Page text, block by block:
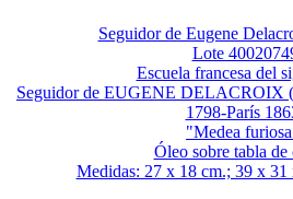
Seguidor de Eugene
Lote
Escuela francesa del
Seguidor de EUGENE DELACROIX
1798-París
"Medea
Óleo sobre tabla de
Medidas: 27 x 18 cm.; 39 x 31